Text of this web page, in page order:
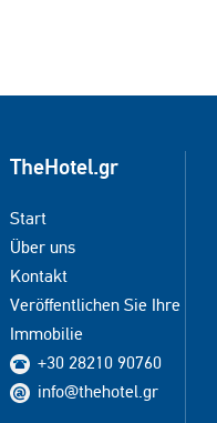
TheHotel.gr
Start
Über uns
Kontakt
Veröffentlichen Sie Ihre
Immobilie
+30 28210 90760
info@thehotel.gr